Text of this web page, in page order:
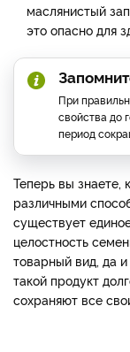
маслянистый
это опасно для
При
свойства до
период
Теперь вы знаете,
различными
существует
целостность
товарный вид, да
такой продукт
сохраняют все